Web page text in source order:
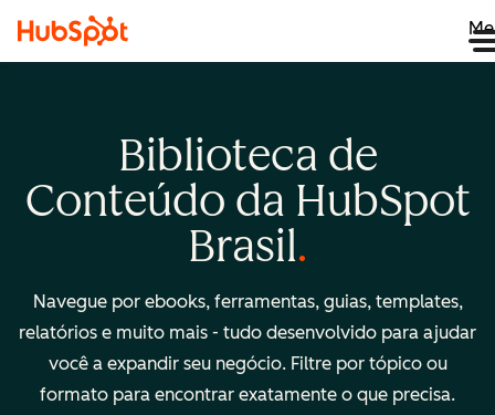
Biblioteca de
Conteúdo da HubSpot
Brasil
Navegue por ebooks, ferramentas, guias, templates,
relatórios e muito mais - tudo desenvolvido para ajudar
você a expandir seu negócio. Filtre por tópico ou
formato para encontrar exatamente o que precisa.